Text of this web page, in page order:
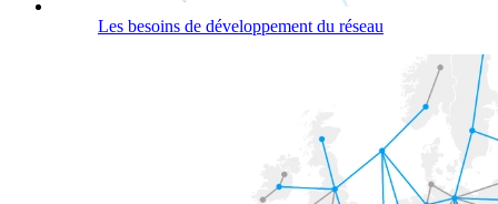
Les besoins de développement du réseau